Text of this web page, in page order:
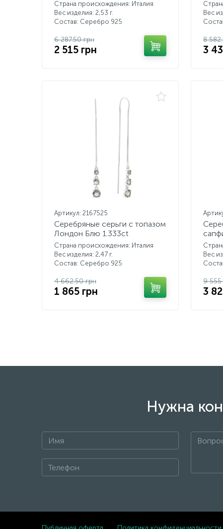
Страна происхождения: Италия
Вес изделия: 2,53 г.
Состав: Серебро 925
6 287.50 грн
2 515 грн
Вес
8
3
Артикул: 2167525
Серебряные серьги с топазом
Лондон Блю 1.333ct
Страна происхождения: Италия
Вес изделия: 2,47 г.
Состав: Серебро 925
4 662.50 грн
1 865 грн
Вес
9 555
3
Нужна